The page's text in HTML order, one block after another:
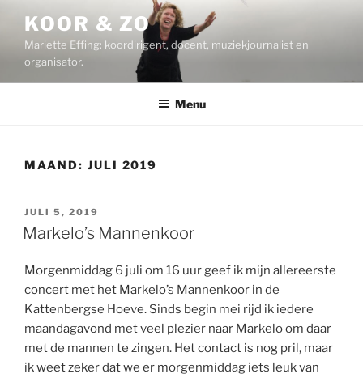
inhoud
KOOR & ZO
Mariette Effing: koordirigent, docent, muziekjournalist en
organisator.
Menu
MAAND: JULI 2019
GEPLAATST
OP
JULI 5, 2019
Markelo’s Mannenkoor
Morgenmiddag 6 juli om 16 uur geef ik mijn allereerste
concert met het Markelo’s Mannenkoor in de
Kattenbergse Hoeve. Sinds begin mei rijd ik iedere
maandagavond met veel plezier naar Markelo om daar
met de mannen te zingen. Het contact is nog pril, maar
ik weet zeker dat we er morgenmiddag iets leuk van